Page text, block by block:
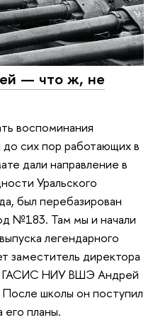
— что ж, не
воспоминания
до сих пор работающих в
дали направление в
Уральского
был перебазирован
№183. Там мы и начали
легендарного
заместитель директора
ГАСИС НИУ ВШЭ Андрей
школы он поступил
его планы.